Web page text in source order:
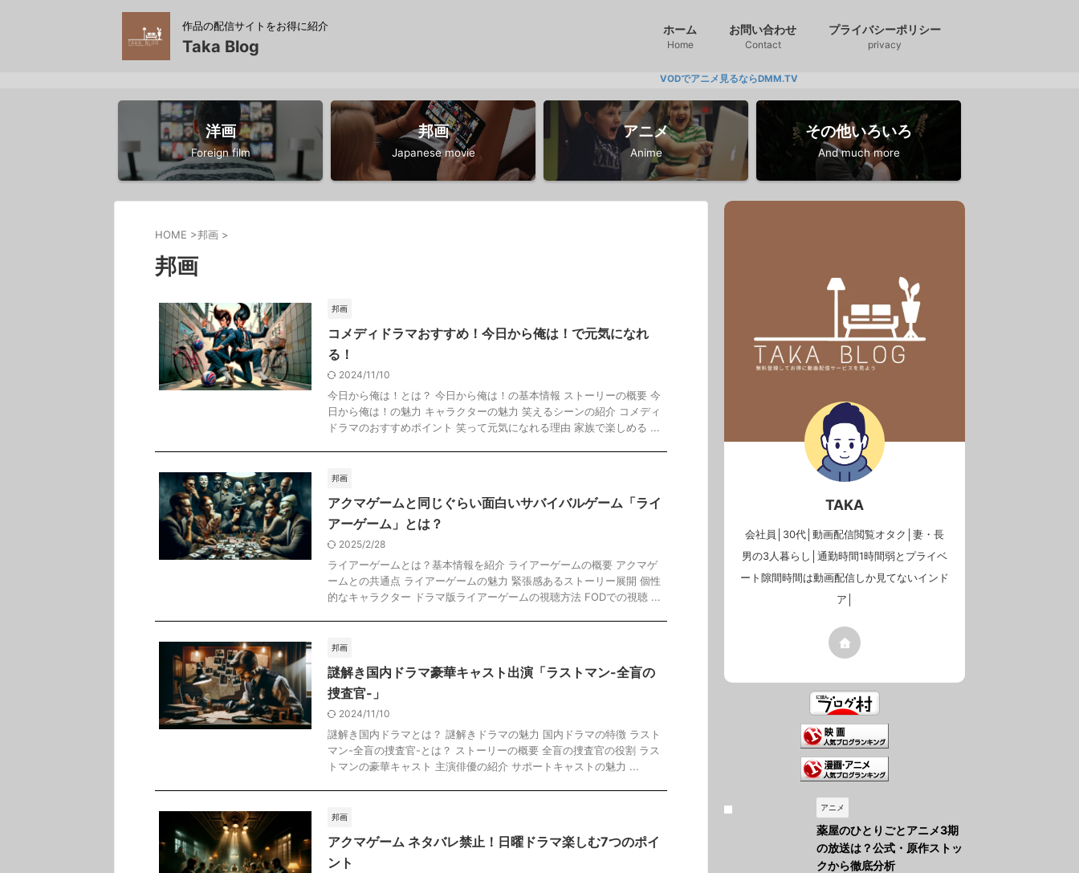
作品の配信サイトをお得に紹介
Taka Blog
ホーム
Home
お問い合わせ
Contact
プライバシーポリシー
privacy
VODでアニメ見るならDMM.TV
洋画
Foreign film
邦画
Japanese movie
アニメ
Anime
その他いろいろ
And much more
HOME >邦画 >
邦画
邦画
コメディドラマおすすめ！今日から俺は！で元気になれ
る！
2024/11/10
今日から俺は！とは？ 今日から俺は！の基本情報 ストーリーの概要 今
日から俺は！の魅力 キャラクターの魅力 笑えるシーンの紹介 コメディ
ドラマのおすすめポイント 笑って元気になれる理由 家族で楽しめる ...
邦画
アクマゲームと同じぐらい面白いサバイバルゲーム「ライ
アーゲーム」とは？
2025/2/28
ライアーゲームとは？基本情報を紹介 ライアーゲームの概要 アクマゲ
ームとの共通点 ライアーゲームの魅力 緊張感あるストーリー展開 個性
的なキャラクター ドラマ版ライアーゲームの視聴方法 FODでの視聴 ...
邦画
謎解き国内ドラマ豪華キャスト出演「ラストマン-全盲の
捜査官-」
2024/11/10
謎解き国内ドラマとは？ 謎解きドラマの魅力 国内ドラマの特徴 ラスト
マン-全盲の捜査官-とは？ ストーリーの概要 全盲の捜査官の役割 ラス
トマンの豪華キャスト 主演俳優の紹介 サポートキャストの魅力 ...
邦画
アクマゲーム ネタバレ禁止！日曜ドラマ楽しむ7つのポイ
ント
TAKA
会社員│30代│動画配信閲覧オタク│妻・長
男の3人暮らし│通勤時間1時間弱とプライベ
ート隙間時間は動画配信しか見てないインド
ア│
アニメ
薬屋のひとりごとアニメ3期
の放送は？公式・原作ストッ
クから徹底分析